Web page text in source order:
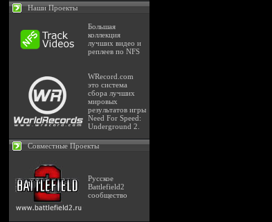
Наши Проекты
Большая
коллекция
лучших видео и
реплеев по NFS
WRecord.com
это система
сбора лучших
мировых
результатов игры
Need For Speed:
Underground 2.
Совместные Проекты
Русское
Battlefield2
сообщество